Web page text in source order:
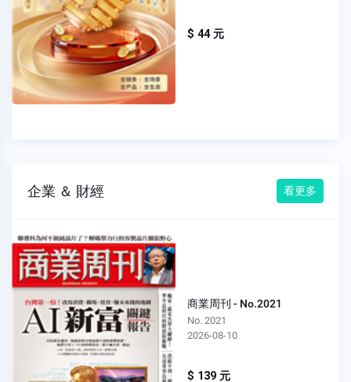
$ 44 元
企業 ＆ 財經 看更多
商業周刊 - No.2021
No. 2021
2026-08-10
$ 139 元